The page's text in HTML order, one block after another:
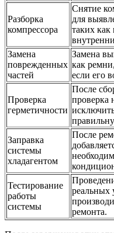
Разборка
компрессора
Снятие
для
таких
Замена
поврежденных
частей
Замена
как
если его
Проверка
герметичности
После
проверка
Заправка
системы
хладагентом
После
Тестирование
работы
системы
реальных
ремонта.